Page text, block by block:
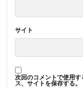
サイト
次回のコメントで使用
ス、サイトを保存する。